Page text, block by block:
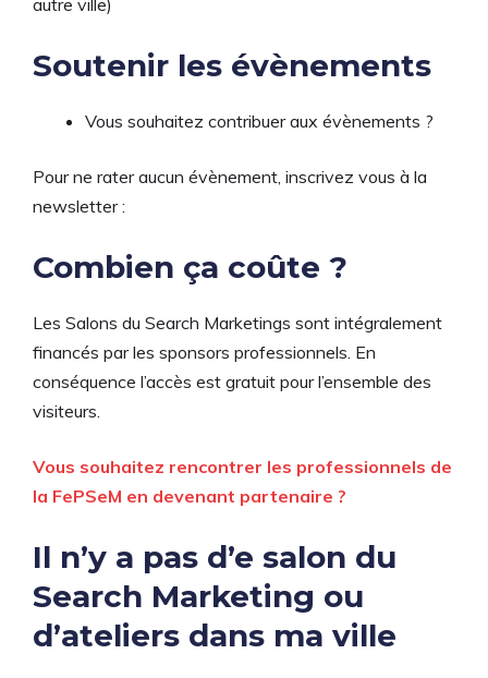
autre ville)
Soutenir les évènements
Vous souhaitez contribuer aux évènements ?
Pour ne rater aucun évènement, inscrivez vous à la
newsletter :
Combien ça coûte ?
Les Salons du Search Marketings sont intégralement
financés par les sponsors professionnels. En
conséquence l’accès est gratuit pour l’ensemble des
visiteurs.
Vous souhaitez rencontrer les professionnels de
la FePSeM en devenant partenaire ?
Il n’y a pas d’e salon du
Search Marketing ou
d’ateliers dans ma ville